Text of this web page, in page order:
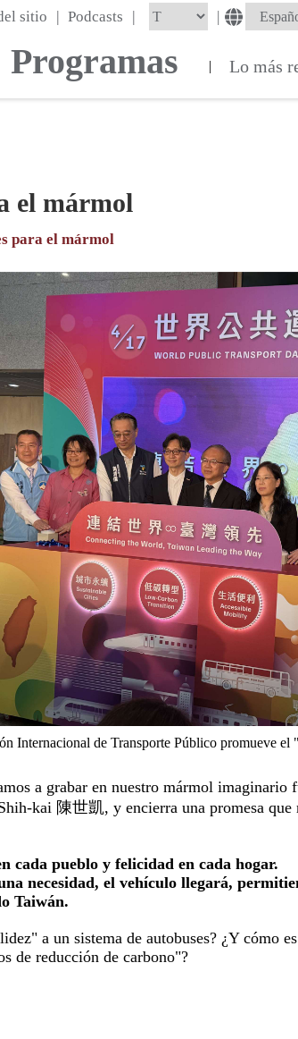
sitio | Podcasts | |
Programas | Lo más
el mármol
para el mármol
Internacional de Transporte Público promueve
a grabar en nuestro mármol
kai 陳世凱, y encierra una promesa
cada pueblo y felicidad en cada hogar.
necesidad, el vehículo llegará,
Taiwán.
a un sistema de autobuses? ¿Y cómo
de reducción de carbono"?